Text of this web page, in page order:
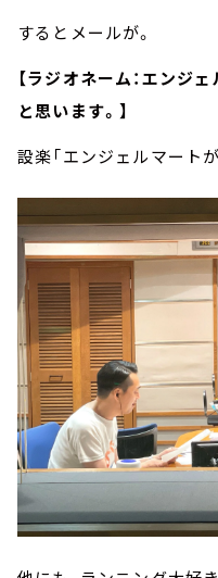
するとメールが。
【ラジオネーム：エン
と思います。】
設楽「エンジェルマート